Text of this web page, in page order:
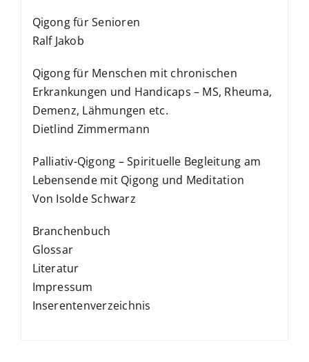
Qigong für Senioren
Ralf Jakob
Qigong für Menschen mit chronischen
Erkrankungen und Handicaps – MS, Rheuma,
Demenz, Lähmungen etc.
Dietlind Zimmermann
Palliativ-Qigong – Spirituelle Begleitung am
Lebensende mit Qigong und Meditation
Von Isolde Schwarz
Branchenbuch
Glossar
Literatur
Impressum
Inserentenverzeichnis